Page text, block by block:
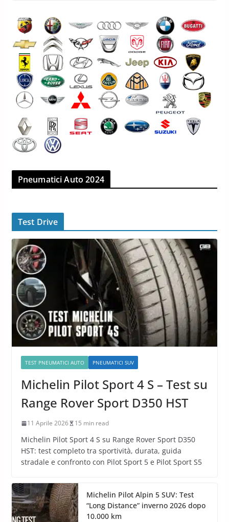
Pneumatici Auto 2024
Test Drive
TEST PNEUMATICI AUTO PNEUMATICI SUV
Michelin Pilot Sport 4 S – Test su
Range Rover Sport D350 HST
11 Aprile 2026 15 min read
Michelin Pilot Sport 4 S su Range Rover Sport D350
HST: test completo tra sportività, durata, guida
stradale e confronto con Pilot Sport 5 e Pilot Sport S5
Michelin Pilot Alpin 5 SUV: Test
“Long Distance” inverno 2026 dopo
10.000 km